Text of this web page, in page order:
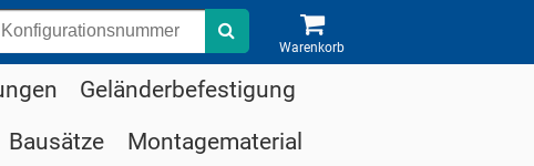
Warenkorb
Geländerbefestigung
Bausätze Montagematerial